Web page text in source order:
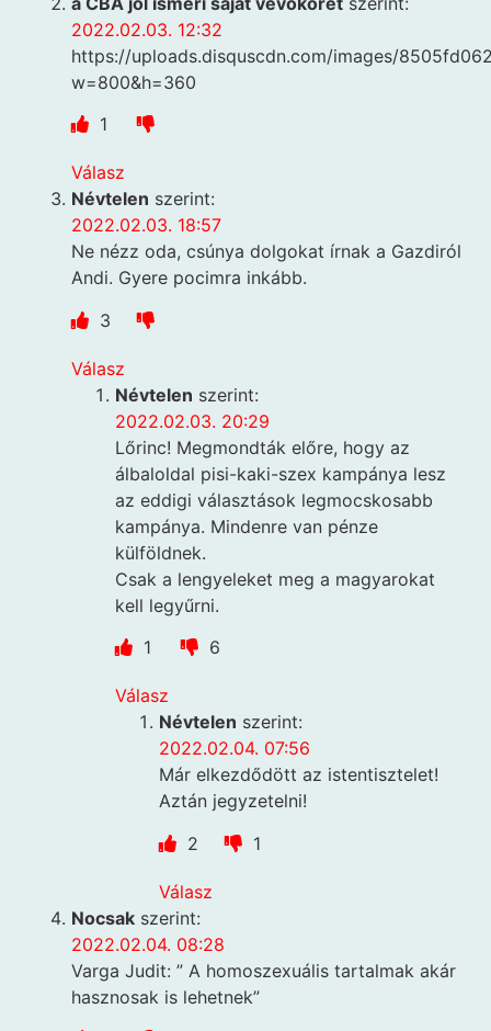
2022.02.03. 12:32
https://uploads.disquscdn.com/images/
w=800&h=360
1
Válasz
Névtelen szerint:
2022.02.03. 18:57
Ne nézz oda, csúnya dolgokat írnak a Gazdiról
Andi. Gyere pocimra inkább.
3
Válasz
Névtelen szerint:
2022.02.03. 20:29
Lőrinc! Megmondták előre, hogy az
álbaloldal pisi-kaki-szex kampánya lesz
az eddigi választások legmocskosabb
kampánya. Mindenre van pénze
külföldnek.
Csak a lengyeleket meg a magyarokat
kell legyűrni.
1
6
Válasz
Névtelen szerint:
2022.02.04. 07:56
Már elkezdődött az istentisztelet!
Aztán jegyzetelni!
2
1
Válasz
Nocsak szerint:
2022.02.04. 08:28
Varga Judit: ” A homoszexuális tartalmak akár
hasznosak is lehetnek”